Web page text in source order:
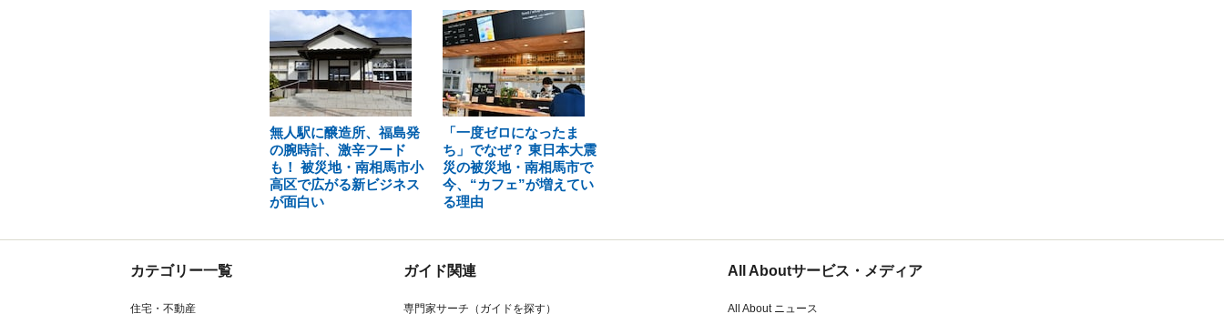
無人駅に醸造所、福島発
の腕時計、激辛フード
も！ 被災地・南相馬市小
高区で広がる新ビジネス
が面白い
「一度ゼロになったま
ち」でなぜ？ 東日本大震
災の被災地・南相馬市で
今、“カフェ”が増えてい
る理由
カテゴリー一覧
住宅・不動産
ガイド関連
専門家サーチ（ガイドを探す）
All Aboutサービス・メディア
All About ニュース